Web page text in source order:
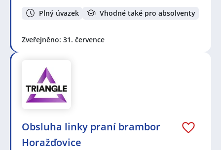
Plný úvazek Vhodné také pro absolventy
Zveřejněno: 31. července
Obsluha linky praní brambor
Horažďovice